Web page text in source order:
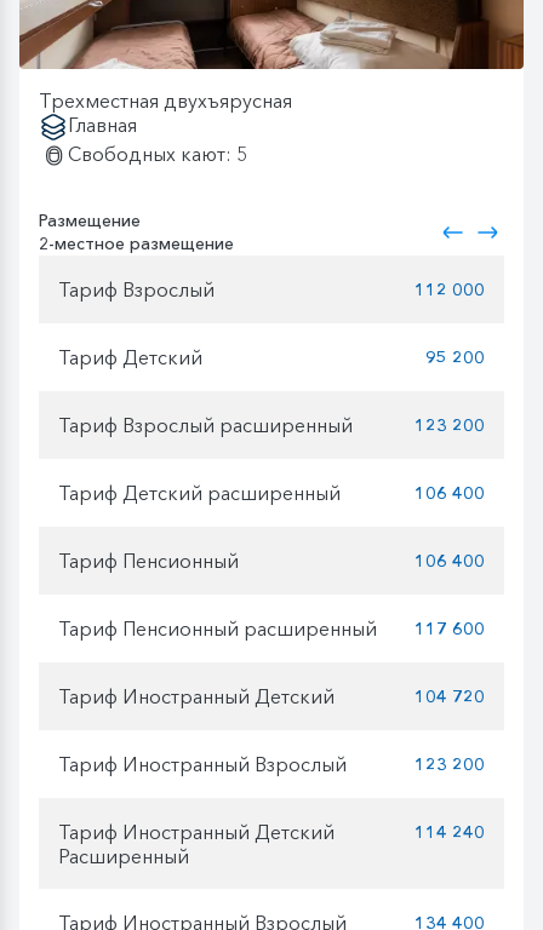
Трехместная двухъярусная
Главная
Свободных кают: 5
Размещение
2-местное размещение
Тариф Взрослый 112 000
Тариф Детский 95 200
Тариф Взрослый расширенный 123 200
Тариф Детский расширенный 106 400
Тариф Пенсионный 106 400
Тариф Пенсионный расширенный 117 600
Тариф Иностранный Детский 104 720
Тариф Иностранный Взрослый 123 200
Тариф Иностранный Детский
Расширенный
114 240
Тариф Иностранный Взрослый 134 400